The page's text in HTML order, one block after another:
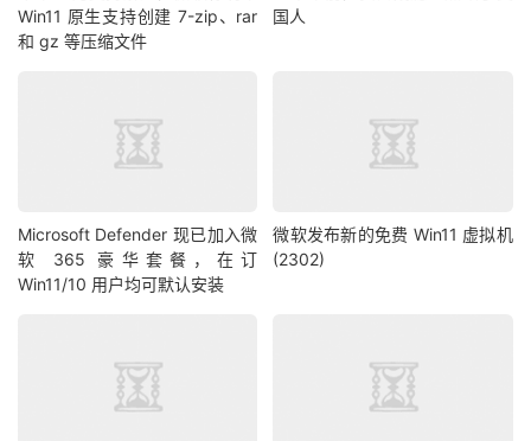
Win11 原生支持创建 7-zip、rar
和 gz 等压缩文件
国人
Microsoft Defender 现已加入微
软 365 豪华套餐，在订
Win11/10 用户均可默认安装
微软发布新的免费 Win11 虚拟机
(2302)